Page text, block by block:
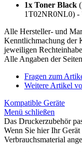
1x Toner Black
1T02NR0NL0) -
Alle Hersteller- und
Kenntlichmachung der
jeweiligen
Alle Angaben der
Fragen zum
Weitere Artikel
Kompatible Geräte
Menü schließen
Das Druckerzubehör
Wenn Sie hier Ihr
Verbrauchsmaterial